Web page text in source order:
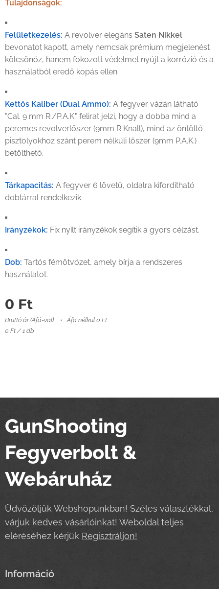
Tulajdonságok:
Felületkezelés: A revolver elegáns Saten Nikkel
bevonatot kapott, amely nemcsak prémium megjelenést
kölcsönöz, hanem fokozott védelmet nyújt a korrózió és a
használatból eredő kopás ellen
Kettős Kaliber (Dual Ammo): A fegyver vázán látható
"Cal. 9 mm R./P.A.K." felirat jelzi, hogy a dobba mind a
peremes revolverlőszer (9mm R Knall), mind az öntöltő
pisztolyokhoz szánt perem nélküli lőszer (9mm P.A.K.)
betölthető.
Tárkapacitás: A fegyver 6 lövetű, oldalra kifordítható
dobtárral rendelkezik.
Irányzékok: Fix nyílt irányzékok segítik a gyors célzást.
Dob: Tartós fémötvözet, amely bírja a rendszeres
használatot.
0 Ft
Bruttó ár (Áfá-val)
Áfa nélkül 0 Ft
0 Ft / 1 db
GunShooting
Fegyverbolt &
Webáruház
Üdvözöljük Webshopunkban! Széles választékkal,
várjuk kedves vásárlóinkat! Weboldal teljes
eléréséhez kérjük Regisztráljon!
Információ